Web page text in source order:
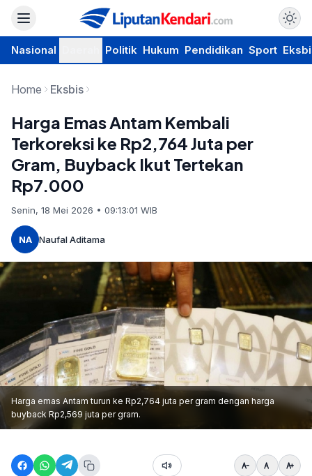
Nasional Politik Hukum Pendidikan Sport
Home Eksbis
Harga Emas Antam Kembali
Terkoreksi ke Rp2,764 Juta per
Gram, Buyback Ikut Tertekan
Rp7.000
Senin, 18 Mei 2026 • 09:13:01 WIB
NA Naufal Aditama
Harga emas Antam turun ke Rp2,764 juta per gram dengan harga
buyback Rp2,569 juta per gram.